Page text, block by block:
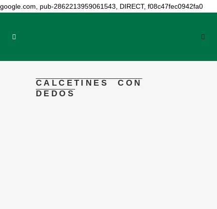
google.com, pub-2862213959061543, DIRECT, f08c47fec0942fa0
CALCETINES CON
DEDOS